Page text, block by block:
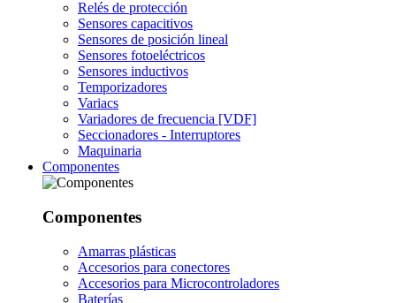
Relés de protección
Sensores capacitivos
Sensores de posición lineal
Sensores fotoeléctricos
Sensores inductivos
Temporizadores
Variacs
Variadores de frecuencia [VDF]
Seccionadores - Interruptores
Maquinaria
Componentes
Componentes
Amarras plásticas
Accesorios para conectores
Accesorios para Microcontroladores
Baterías